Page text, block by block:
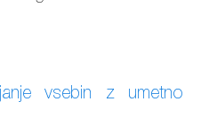
vsebin z umetno